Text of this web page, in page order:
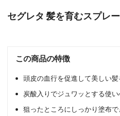
セグレタ 髪を育むスプレ
この商品の特徴
頭皮の血行を促進して美しい
炭酸入りでジュワッとする使
狙ったところにしっかり塗布